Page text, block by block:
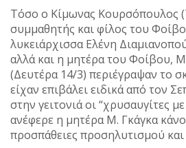
Τόσο ο Κίμωνας Κουρσόπουλος
συμμαθητής και φίλος του
λυκειάρχισσα Ελένη
αλλά και η μητέρα του Φοίβου,
(Δευτέρα 14/3) περιέγραψαν το
είχαν επιβάλει ειδικά από τον
στην γειτονιά οι “χρυσαυγίτες
ανέφερε η μητέρα Μ. Γκάγκα
προσπάθειες προσηλυτισμού